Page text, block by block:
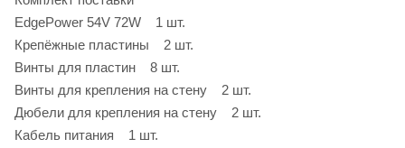
EdgePower 54V 72W 1 шт.
Крепёжные пластины 2 шт.
Винты для пластин 8 шт.
Винты для крепления на стену 2 шт.
Дюбели для крепления на стену 2 шт.
Кабель питания 1 шт.